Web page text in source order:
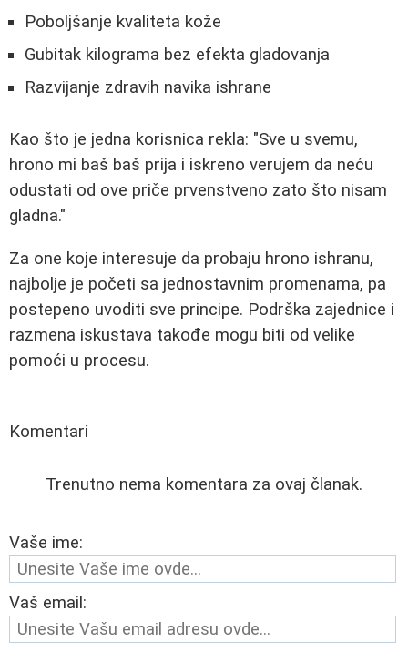
Poboljšanje kvaliteta kože
Gubitak kilograma bez efekta gladovanja
Razvijanje zdravih navika ishrane
Kao što je jedna korisnica rekla: "Sve u svemu,
hrono mi baš baš prija i iskreno verujem da neću
odustati od ove priče prvenstveno zato što nisam
gladna."
Za one koje interesuje da probaju hrono ishranu,
najbolje je početi sa jednostavnim promenama, pa
postepeno uvoditi sve principe. Podrška zajednice i
razmena iskustava takođe mogu biti od velike
pomoći u procesu.
Komentari
Trenutno nema komentara za ovaj članak.
Vaše ime:
Vaš email: